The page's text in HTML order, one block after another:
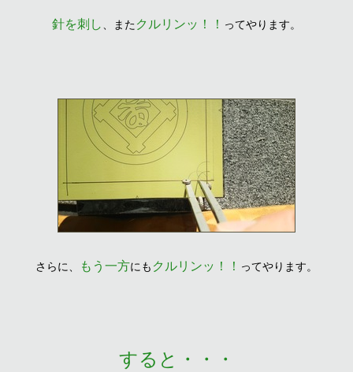
針を刺し、またクルリンッ！！ ってやります。
さらに、 もう一方にも クルリンッ！！ ってやります。
すると・・・